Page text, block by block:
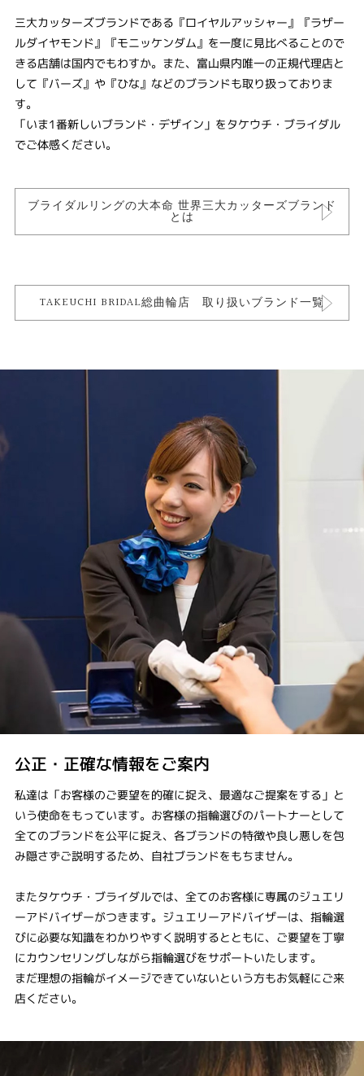
三大カッターズブランドである『ロイヤルアッシャー』『ラザー
ルダイヤモンド』『モニッケンダム』を一度に見比べることので
きる店舗は国内でもわすか。また、富山県内唯一の正規代理店と
して『バーズ』や『ひな』などのブランドも取り扱っておりま
す。
「いま1番新しいブランド・デザイン」をタケウチ・ブライダル
でご体感ください。
ブライダルリングの大本命 世界三大カッターズブランド
とは
TAKEUCHI BRIDAL総曲輪店 取り扱いブランド一覧
公正・正確な情報をご案内
私達は「お客様のご要望を的確に捉え、最適なご提案をする」と
いう使命をもっています。お客様の指輪選びのパートナーとして
全てのブランドを公平に捉え、各ブランドの特徴や良し悪しを包
み隠さずご説明するため、自社ブランドをもちません。
またタケウチ・ブライダルでは、全てのお客様に専属のジュエリ
ーアドバイザーがつきます。ジュエリーアドバイザーは、指輪選
びに必要な知識をわかりやすく説明するとともに、ご要望を丁寧
にカウンセリングしながら指輪選びをサポートいたします。
まだ理想の指輪がイメージできていないという方もお気軽にご来
店ください。